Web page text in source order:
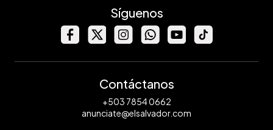
Síguenos
Contáctanos
+503 7854 0662
anunciate@elsalvador.com